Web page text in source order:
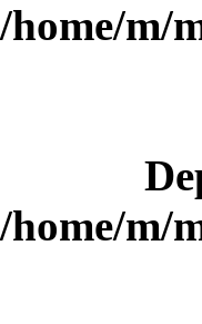
/home/m/
/home/m/